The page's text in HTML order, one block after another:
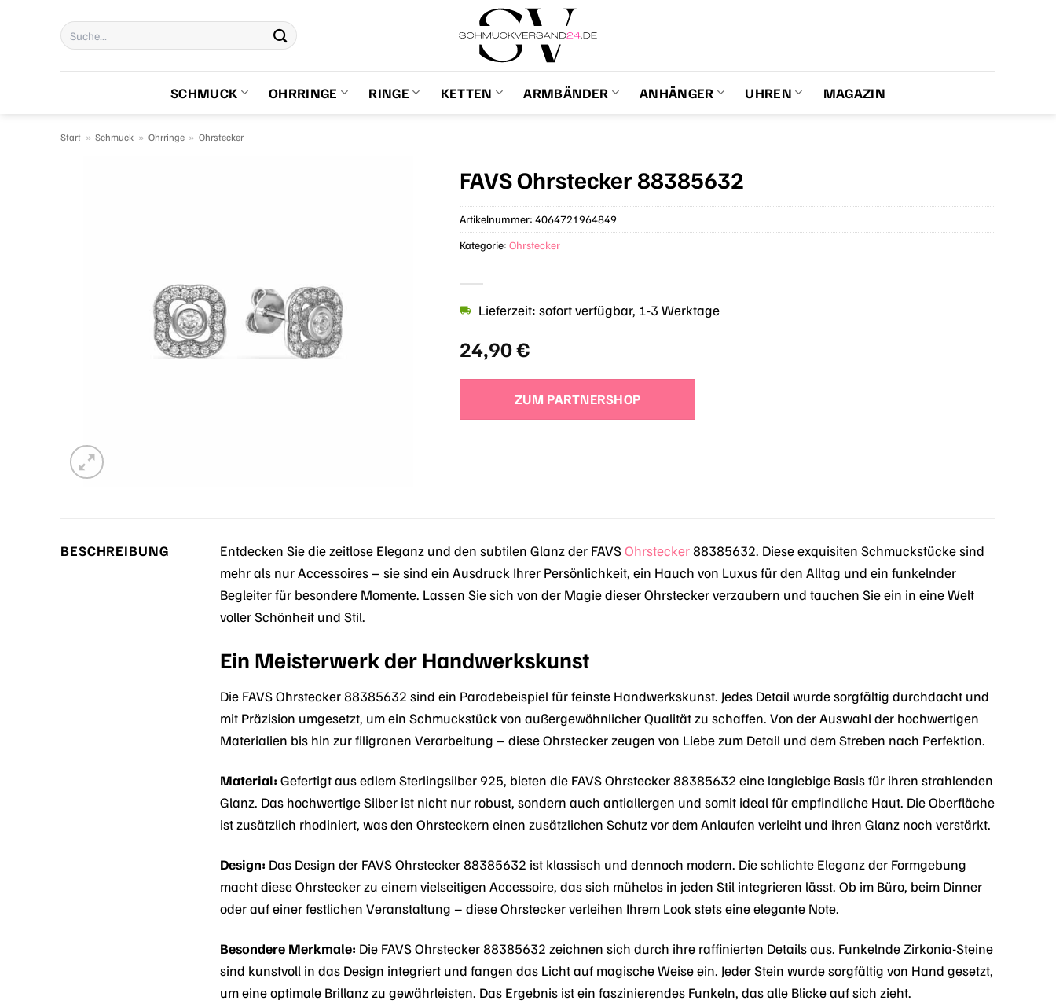
Suchen
nach:
SCHMUCK OHRRINGE RINGE KETTEN ARMBÄNDER ANHÄNGER UHREN MAGAZIN
Start » Schmuck » Ohrringe » Ohrstecker
FAVS Ohrstecker 88385632
24,90€
Lieferzeit: sofort verfügbar, 1-3 Werktage
ZUM PARTNERSHOP
Artikelnummer:4064721964849
Kategorie:Ohrstecker
BESCHREIBUNG Entdecken Sie die zeitlose Eleganz und den subtilen Glanz der FAVSOhrstecker88385632. Diese exquisiten Schmuckstücke sind
mehr als nur Accessoires – sie sind ein Ausdruck Ihrer Persönlichkeit, ein Hauch von Luxus für den Alltag und ein funkelnder
Begleiter für besondere Momente. Lassen Sie sich von der Magie dieser Ohrstecker verzaubern und tauchen Sie ein in eine Welt
voller Schönheit und Stil.
Ein Meisterwerk der Handwerkskunst
Die FAVS Ohrstecker 88385632 sind ein Paradebeispiel für feinste Handwerkskunst. Jedes Detail wurde sorgfältig durchdacht und
mit Präzision umgesetzt, um ein Schmuckstück von außergewöhnlicher Qualität zu schaffen. Von der Auswahl der hochwertigen
Materialien bis hin zur filigranen Verarbeitung – diese Ohrstecker zeugen von Liebe zum Detail und dem Streben nach Perfektion.
Material: Gefertigt aus edlem Sterlingsilber 925, bieten die FAVS Ohrstecker 88385632 eine langlebige Basis für ihren strahlenden
Glanz. Das hochwertige Silber ist nicht nur robust, sondern auch antiallergen und somit ideal für empfindliche Haut. Die Oberfläche
ist zusätzlich rhodiniert, was den Ohrsteckern einen zusätzlichen Schutz vor dem Anlaufen verleiht und ihren Glanz noch verstärkt.
Design: Das Design der FAVS Ohrstecker 88385632 ist klassisch und dennoch modern. Die schlichte Eleganz der Formgebung
macht diese Ohrstecker zu einem vielseitigen Accessoire, das sich mühelos in jeden Stil integrieren lässt. Ob im Büro, beim Dinner
oder auf einer festlichen Veranstaltung – diese Ohrstecker verleihen Ihrem Look stets eine elegante Note.
Besondere Merkmale: Die FAVS Ohrstecker 88385632 zeichnen sich durch ihre raffinierten Details aus. Funkelnde Zirkonia-Steine
sind kunstvoll in das Design integriert und fangen das Licht auf magische Weise ein. Jeder Stein wurde sorgfältig von Hand gesetzt,
um eine optimale Brillanz zu gewährleisten. Das Ergebnis ist ein faszinierendes Funkeln, das alle Blicke auf sich zieht.